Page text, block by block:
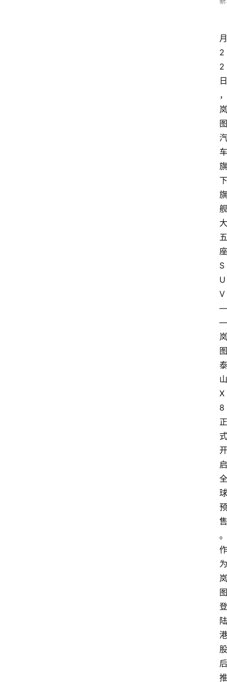
月
2
2
日
，
岚
图
汽
车
旗
下
旗
舰
大
五
座
S
U
V
—
—
岚
图
泰
山
X
8
正
式
开
启
全
球
预
售
。
作
为
岚
图
登
陆
港
股
后
推